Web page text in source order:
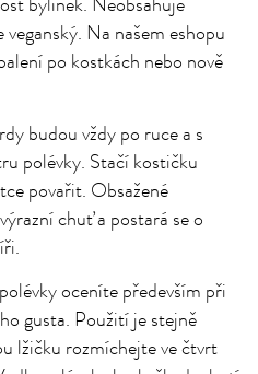
bylinek. Neobsahuje
Na našem eshopu
po kostkách nebo nově
budou vždy po ruce a s
polévky. Stačí kostičku
povařit. Obsažené
chuť a postará se o
oceníte především při
gusta. Použití je stejně
lžičku rozmíchejte ve čtvrt